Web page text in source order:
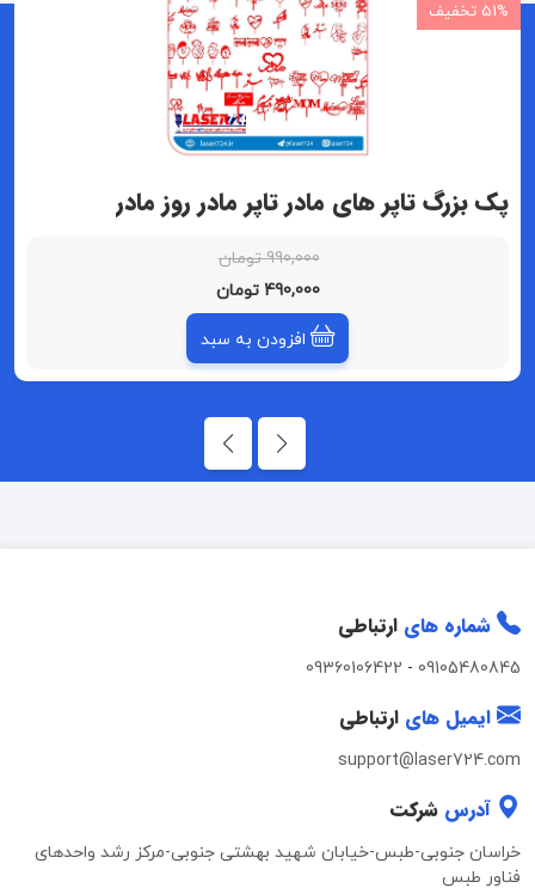
51% تخفیف
پک بزرگ تاپر های مادر تاپر مادر روز مادر
990,000 تومان
490,000 تومان
افزودن به سبد
شماره های ارتباطی
09105480845
-
09360106422
ایمیل های ارتباطی
support@laser724.com
آدرس شرکت
خراسان جنوبی-طبس-خیابان شهید بهشتی جنوبی-مرکز رشد واحدهای
فناور طبس